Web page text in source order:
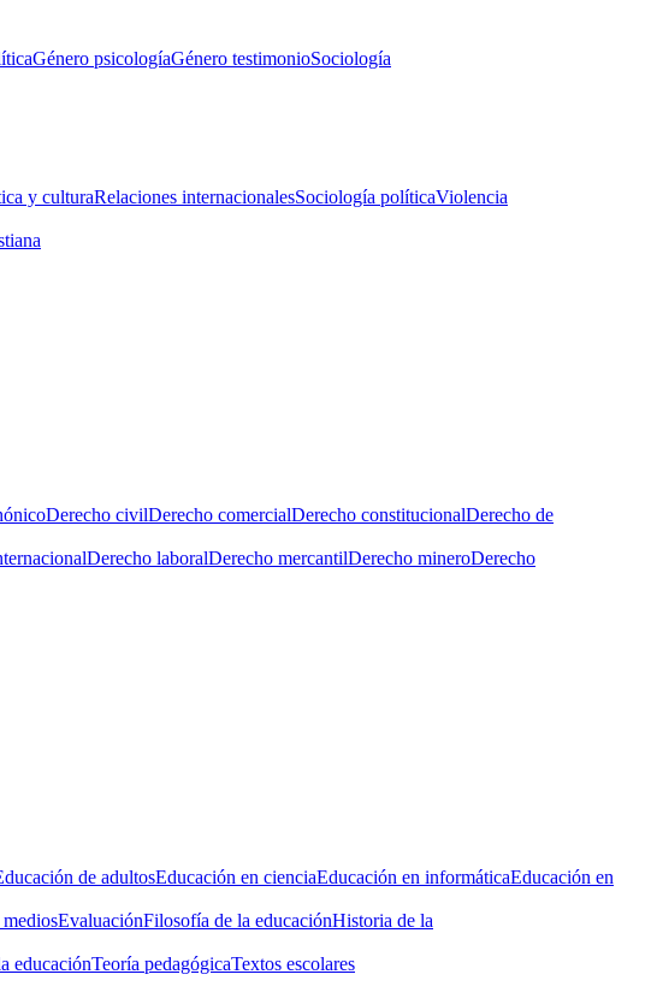
Género psicologíaGénero testimonioSociología
y culturaRelaciones internacionalesSociología políticaViolencia
Derecho civilDerecho comercialDerecho constitucionalDerecho de
Derecho laboralDerecho mercantilDerecho mineroDerecho
de adultosEducación en cienciaEducación en informáticaEducación en
EvaluaciónFilosofía de la educaciónHistoria de la
educaciónTeoría pedagógicaTextos escolares